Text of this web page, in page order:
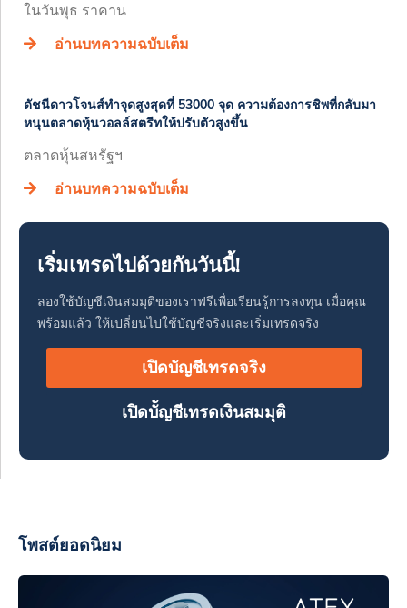
ในวันพุธ ราคาน
อ่านบทความฉบับเต็ม
ดัชนีดาวโจนส์ทำจุดสูงสุดที่ 53000 จุด ความต้องการชิพที่กลับมา
หนุนตลาดหุ้นวอลล์สตรีทให้ปรับตัวสูงขึ้น
ตลาดหุ้นสหรัฐฯ
อ่านบทความฉบับเต็ม
เริ่มเทรดไปด้วยกันวันนี้!
ลองใช้บัญชีเงินสมมุติของเราฟรีเพื่อเรียนรู้การลงทุน เมื่อคุณ
พร้อมแล้ว ให้เปลี่ยนไปใช้บัญชีจริงและเริ่มเทรดจริง
เปิดบัญชีเทรดจริง
เปิดบััญชีเทรดเงินสมมุติ
โพสต์ยอดนิยม